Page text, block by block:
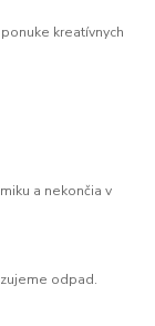
kreatívnych
a nekončia v
odpad.